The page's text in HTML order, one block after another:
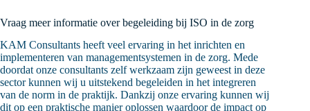
Vraag meer informatie over begeleiding bij ISO in de zorg
KAM Consultants heeft veel ervaring in het inrichten en
implementeren van managementsystemen in de zorg. Mede
doordat onze consultants zelf werkzaam zijn geweest in deze
sector kunnen wij u uitstekend begeleiden in het integreren
van de norm in de praktijk. Dankzij onze ervaring kunnen wij
dit op een praktische manier oplossen waardoor de impact op